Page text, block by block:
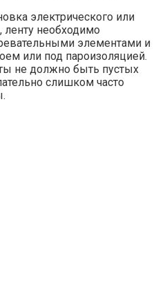
электрического или
ленту необходимо
элементами и
или под пароизоляцией.
не должно быть пустых
слишком часто